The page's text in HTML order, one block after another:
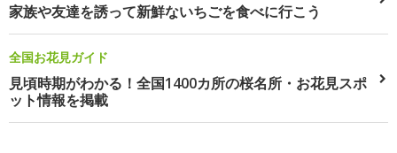
家族や友達を誘って新鮮ないちごを食べに行こう
全国お花見ガイド
見頃時期がわかる！全国1400カ所の桜名所・お花見スポ
ット情報を掲載